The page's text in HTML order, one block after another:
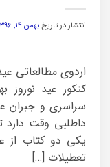
انتشار در تاریخبهمن ۱۴, ۱۳۹۶
اردوی مطالعاتی
کنکور عید نوروز
سراسری و جبران
داطلبی وقت دارد
یکی دو کتاب از
تعطیلات […]